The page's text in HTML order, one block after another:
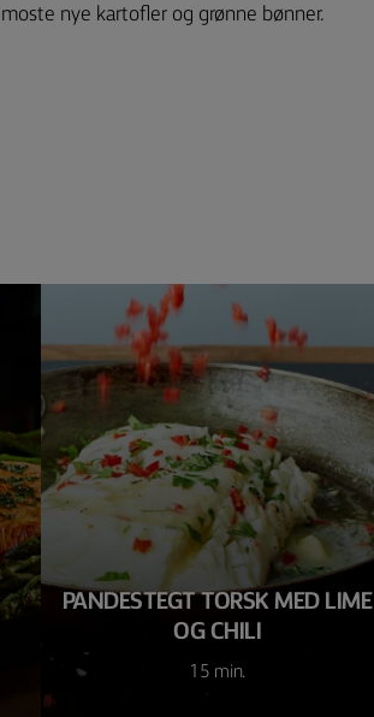
moste nye kartofler og grønne bønner.
PANDESTEGT TORSK MED LIME
OG CHILI
15 min.